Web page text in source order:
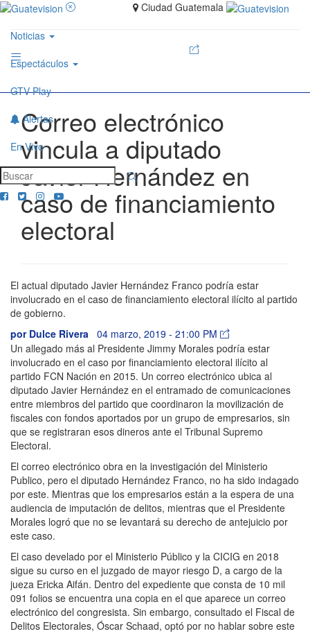
Noticias
Espectáculos
GTV Play
Alertas
En Vivo
Ciudad Guatemala
Correo electrónico
vincula a diputado
Javier Hernández en
caso de financiamiento
electoral
El actual diputado Javier Hernández Franco podría estar
involucrado en el caso de financiamiento electoral ilícito al partido
de gobierno.
por Dulce Rivera 04 marzo, 2019 - 21:00 PM
Un allegado más al Presidente Jimmy Morales podría estar
involucrado en el caso por financiamiento electoral ilícito al
partido FCN Nación en 2015. Un correo electrónico ubica al
diputado Javier Hernández en el entramado de comunicaciones
entre miembros del partido que coordinaron la movilización de
fiscales con fondos aportados por un grupo de empresarios, sin
que se registraran esos dineros ante el Tribunal Supremo
Electoral.
El correo electrónico obra en la investigación del Ministerio
Publico, pero el diputado Hernández Franco, no ha sido indagado
por este. Mientras que los empresarios están a la espera de una
audiencia de imputación de delitos, mientras que el Presidente
Morales logró que no se levantará su derecho de antejuicio por
este caso.
El caso develado por el Ministerio Público y la CICIG en 2018
sigue su curso en el juzgado de mayor riesgo D, a cargo de la
jueza Ericka Aifán. Dentro del expediente que consta de 10 mil
091 folios se encuentra una copia en el que aparece un correo
electrónico del congresista. Sin embargo, consultado el Fiscal de
Delitos Electorales, Óscar Schaad, optó por no hablar sobre este